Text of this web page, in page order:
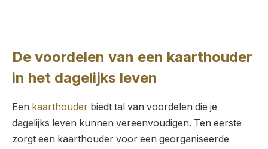
De voordelen van een kaarthouder
in het dagelijks leven
Een kaarthouder biedt tal van voordelen die je
dagelijks leven kunnen vereenvoudigen. Ten eerste
zorgt een kaarthouder voor een georganiseerde